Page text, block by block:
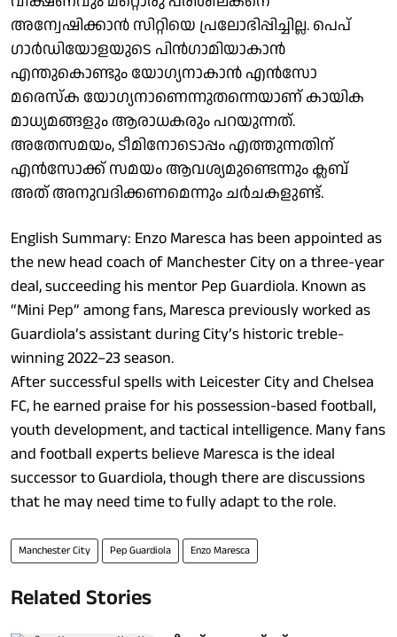
അന്വേഷിക്കാൻ സിറ്റിയെ പ്രലോഭിപ്പിച്ചില്ല. പെപ് ​
ഗാർഡിയോളയുടെ പിൻ​ഗാമിയാകാൻ
എന്തുകൊണ്ടും യോ​ഗ്യനാകാൻ എൻസോ
മരെസ്ക യോ​​ഗ്യനാണെന്നുതന്നെയാണ് കായിക
മാധ്യമങ്ങളും ആരാധകരും പറയുന്നത്.
അതേസമയം, ടീമിനോടൊപ്പം എത്തുന്നതിന്
എൻസോക്ക് സമയം ആവശ്യമുണ്ടെന്നും ക്ലബ്
അത് അനുവദിക്കണമെന്നും ചർചകളുണ്ട്.
English Summary: Enzo Maresca has been appointed as
the new head coach of Manchester City on a three-year
deal, succeeding his mentor Pep Guardiola. Known as
“Mini Pep” among fans, Maresca previously worked as
Guardiola’s assistant during City’s historic treble-
winning 2022–23 season.
After successful spells with Leicester City and Chelsea
FC, he earned praise for his possession-based football,
youth development, and tactical intelligence. Many fans
and football experts believe Maresca is the ideal
successor to Guardiola, though there are discussions
that he may need time to fully adapt to the role.
Manchester City Pep Guardiola Enzo Maresca
Related Stories